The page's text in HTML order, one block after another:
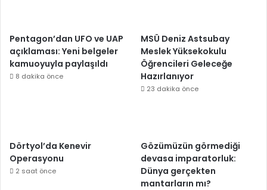
Pentagon’dan UFO ve UAP
açıklaması: Yeni belgeler
kamuoyuyla paylaşıldı
8 dakika önce
MSÜ Deniz Astsubay
Meslek Yüksekokulu
Öğrencileri Geleceğe
Hazırlanıyor
23 dakika önce
Dörtyol’da Kenevir
Operasyonu
2 saat önce
Gözümüzün görmediği
devasa imparatorluk:
Dünya gerçekten
mantarların mı?